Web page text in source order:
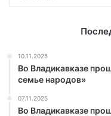
10.11.2025
Во Владикавказе
семье народов»
07.11.2025
Во Владикавказе